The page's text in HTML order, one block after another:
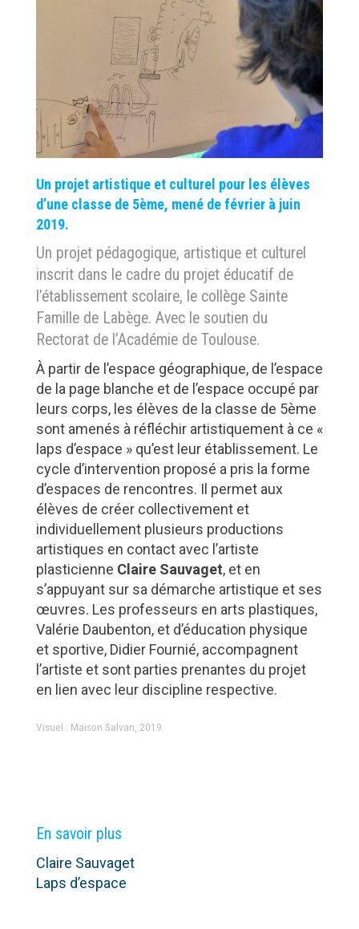
Un projet artistique et culturel pour les élèves
d’une classe de 5ème, mené de février à juin
2019.
Un projet pédagogique, artistique et culturel
inscrit dans le cadre du projet éducatif de
l’établissement scolaire, le collège Sainte
Famille de Labège. Avec le soutien du
Rectorat de l’Académie de Toulouse.
À partir de l’espace géographique, de l’espace
de la page blanche et de l’espace occupé par
leurs corps, les élèves de la classe de 5ème
sont amenés à réfléchir artistiquement à ce «
laps d’espace » qu’est leur établissement. Le
cycle d’intervention proposé a pris la forme
d’espaces de rencontres. Il permet aux
élèves de créer collectivement et
individuellement plusieurs productions
artistiques en contact avec l’artiste
plasticienne Claire Sauvaget, et en
s’appuyant sur sa démarche artistique et ses
œuvres. Les professeurs en arts plastiques,
Valérie Daubenton, et d’éducation physique
et sportive, Didier Fournié, accompagnent
l’artiste et sont parties prenantes du projet
en lien avec leur discipline respective.
Visuel : Maison Salvan, 2019.
En savoir plus
Claire Sauvaget
Laps d’espace